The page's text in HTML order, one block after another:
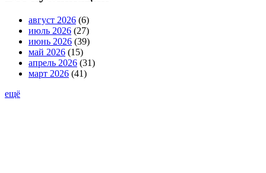
август 2026 (6)
июль 2026 (27)
июнь 2026 (39)
май 2026 (15)
апрель 2026 (31)
март 2026 (41)
ещё